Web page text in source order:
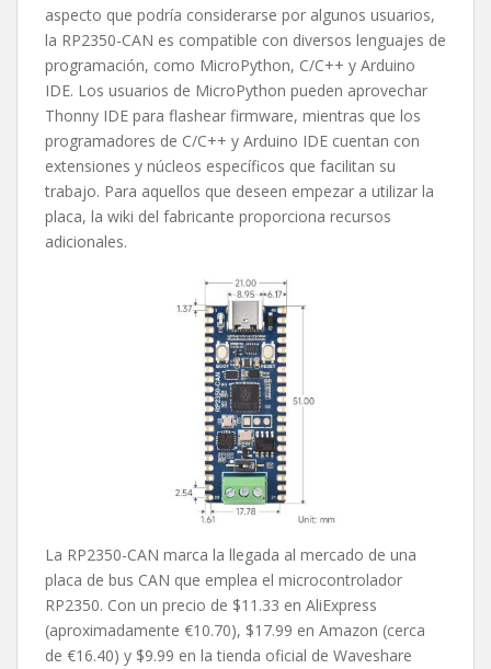
aspecto que podría considerarse por algunos usuarios,
la RP2350-CAN es compatible con diversos lenguajes de
programación, como MicroPython, C/C++ y Arduino
IDE. Los usuarios de MicroPython pueden aprovechar
Thonny IDE para flashear firmware, mientras que los
programadores de C/C++ y Arduino IDE cuentan con
extensiones y núcleos específicos que facilitan su
trabajo. Para aquellos que deseen empezar a utilizar la
placa, la wiki del fabricante proporciona recursos
adicionales.
La RP2350-CAN marca la llegada al mercado de una
placa de bus CAN que emplea el microcontrolador
RP2350. Con un precio de $11.33 en AliExpress
(aproximadamente €10.70), $17.99 en Amazon (cerca
de €16.40) y $9.99 en la tienda oficial de Waveshare